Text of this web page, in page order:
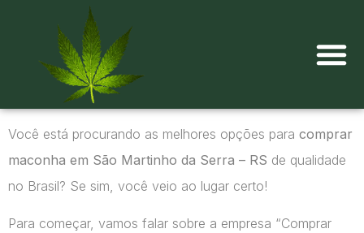
Você está procurando as melhores opções para comprar
maconha em São Martinho da Serra – RS de qualidade
no Brasil? Se sim, você veio ao lugar certo!
Para começar, vamos falar sobre a empresa “Comprar